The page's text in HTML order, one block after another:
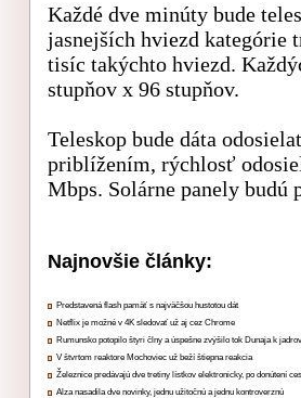
Každé dve minúty bude
jasnejších hviezd kategórie
tisíc takýchto hviezd.
stupňov x 96 stupňov.
Teleskop bude dáta
priblížením, rýchlosť
Mbps. Solárne panely
Najnovšie články:
Predstavená flash pamäť s najväčšou hustotou dát
Netflix je možné v 4K sledovať už aj cez Chrome
Rumunsko potopilo štyri člny a úspešne zvýšilo tok Dunaja k
V štvrtom reaktore Mochoviec už beží štiepna reakcia
Železnice predávajú dve tretiny lístkov elektronicky, po donútení
Alza nasadila dve novinky, jednu užitočnú a jednu kontroverznú